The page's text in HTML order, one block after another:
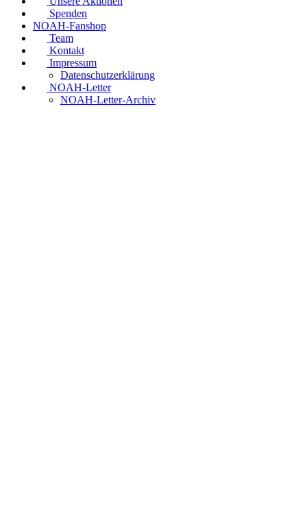
Spenden
NOAH-Fanshop
Team
Kontakt
Impressum
Datenschutzerklärung
NOAH-Letter
NOAH-Letter-Archiv